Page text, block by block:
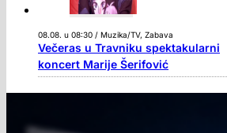
08.08. u 08:30 / Muzika/TV, Zabava
Večeras u Travniku spektakularni
koncert Marije Šerifović